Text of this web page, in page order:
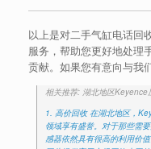
以上是对二手气缸电话回
服务，帮助您更好地处理
贡献。如果您有意向与我
相关推荐: 湖北地区Keyence
1. 高价回收 在湖北地区，
领域享有盛誉。对于那些需
感器依然具有很高的利用价